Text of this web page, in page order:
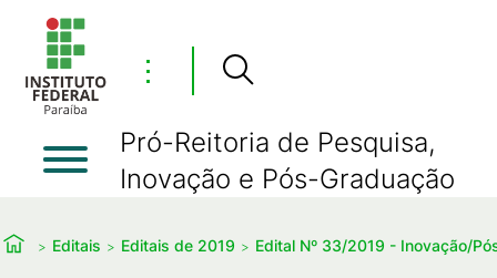
⋮
Pró-Reitoria de Pesquisa,
Inovação e Pós-Graduação
Editais Editais de 2019 Edital Nº 33/2019 - Inovação/